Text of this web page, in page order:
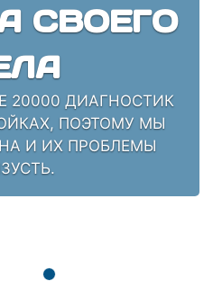
СВОЕГО
20000 ДИАГНОСТИК
ПОЭТОМУ МЫ
И ИХ ПРОБЛЕМЫ